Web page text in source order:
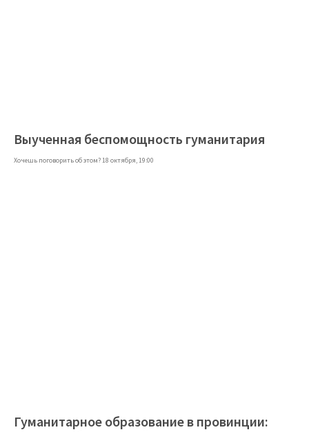
Выученная беспомощность гуманитария
Хочешь поговорить об этом? 18 октября, 19:00
Гуманитарное образование в провинции: